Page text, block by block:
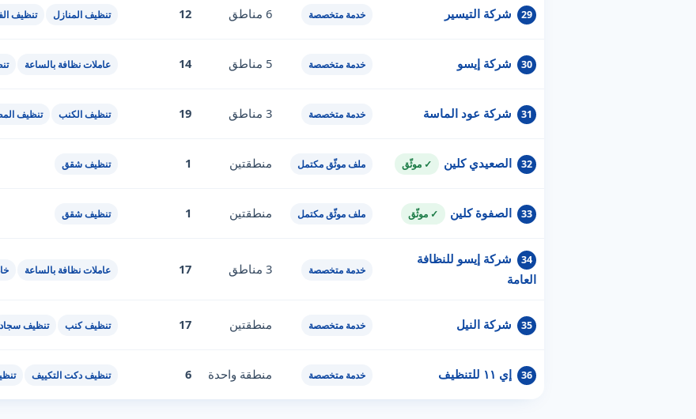
29 شركة التيسير خدمة متخصصة 6 مناطق 12 تنظيف المنازل تنظيف
30 شركة إيسو خدمة متخصصة 5 مناطق 14 عاملات نظافة بالساعة
31 شركة عود الماسة خدمة متخصصة 3 مناطق 19 تنظيف الكنب تنظيف
32 الصعيدي كلين ✓ موثّق ملف موثّق مكتمل منطقتين 1 تنظيف شقق
33 الصفوة كلين ✓ موثّق ملف موثّق مكتمل منطقتين 1 تنظيف شقق
34
شركة إيسو للنظافة
العامة
خدمة متخصصة 3 مناطق 17 عاملات نظافة بالساعة
35 شركة النيل خدمة متخصصة منطقتين 17 تنظيف كنب تنظيف سجاد
36 إي ١١ للتنظيف خدمة متخصصة منطقة واحدة 6 تنظيف دكت التكييف